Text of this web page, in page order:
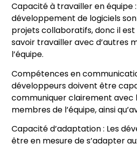
Capacité à travailler en équipe
développement de logiciels
projets collaboratifs, donc il
savoir travailler avec d’autres
l’équipe.
Compétences en
développeurs doivent être
communiquer clairement avec
membres de l’équipe, ainsi
Capacité d’adaptation : Les
être en mesure de s’adapter